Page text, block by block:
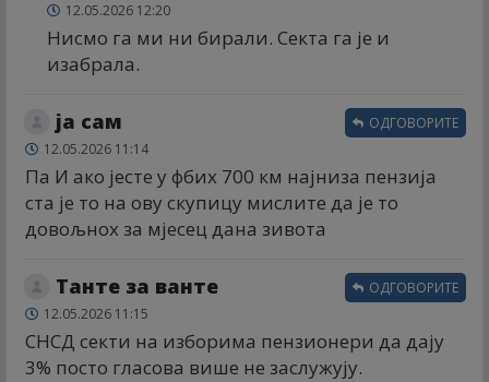
12.05.2026 12:20
Нисмо га ми ни бирали. Секта га је и
изабрала.
ја сам
12.05.2026 11:14
Па И ако јесте у фбих 700 км најниза пензија
ста је то на ову скупицу мислите да је то
довољнох за мјесец дана зивота
ОДГОВОРИТЕ
Танте за ванте
12.05.2026 11:15
СНСД секти на изборима пензионери да дају
3% посто гласова више не заслужују.
ОДГОВОРИТЕ